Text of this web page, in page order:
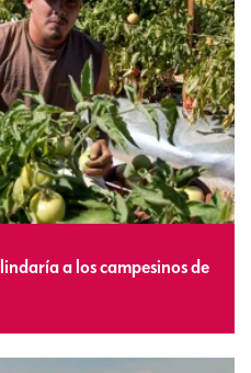
a los campesinos de